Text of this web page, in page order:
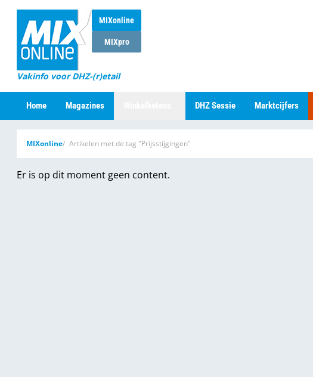
MIXonline
MIXpro
Vakinfo voor DHZ-(r)etail
Home Magazines DHZ Sessie Marktcijfers
MIXonline Artikelen met de tag "Prijsstijgingen"
Er is op dit moment geen content.